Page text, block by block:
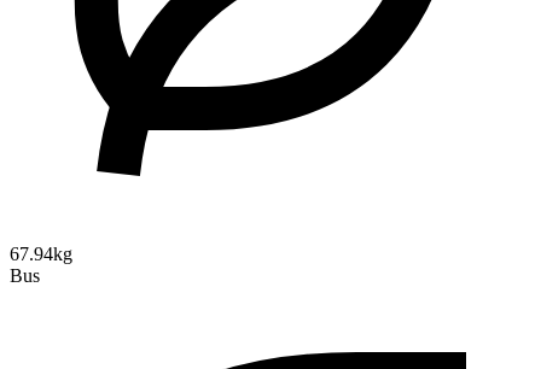
67.94kg
Bus